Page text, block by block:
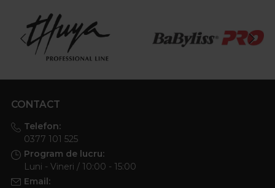
CONTACT
Telefon:
0377 101 525
Program de lucru:
Luni - Vineri / 10:00 - 15:00
Email: